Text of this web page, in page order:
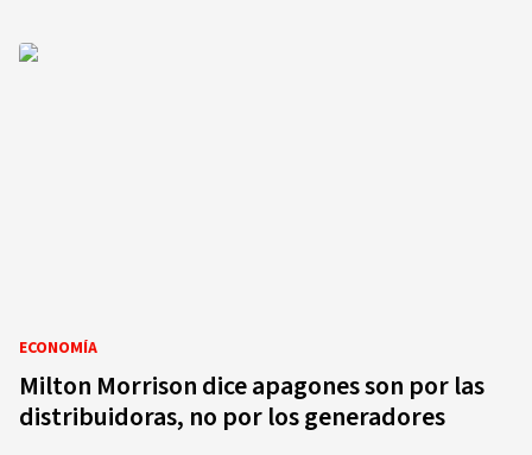
ECONOMÍA
Milton Morrison dice apagones son por las
distribuidoras, no por los generadores